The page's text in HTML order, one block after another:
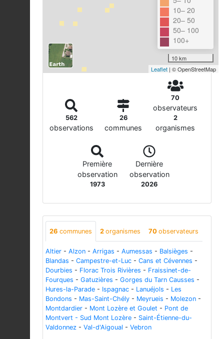
10– 20
20– 50
50– 100
100+
10 km
Leaflet | © OpenStreetMap
562
observations
26
communes
70
observateurs
2
organismes
Première
observation
1973
Dernière
observation
2026
26 communes 2 organismes 70 observateurs
Altier - Alzon - Arrigas - Aumessas - Balsièges -
Blandas - Campestre-et-Luc - Cans et Cévennes -
Dourbies - Florac Trois Rivières - Fraissinet-de-
Fourques - Gatuzières - Gorges du Tarn Causses -
Hures-la-Parade - Ispagnac - Lanuéjols - Les
Bondons - Mas-Saint-Chély - Meyrueis - Molezon -
Montdardier - Mont Lozère et Goulet - Pont de
Montvert - Sud Mont Lozère - Saint-Étienne-du-
Valdonnez - Val-d'Aigoual - Vebron